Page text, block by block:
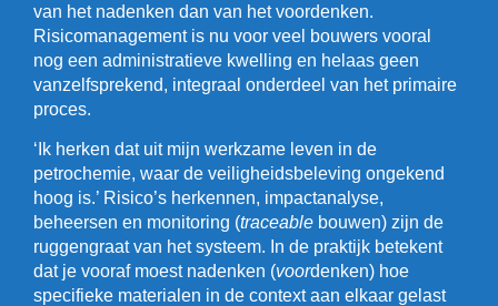
van het nadenken dan van het voordenken.
Risicomanagement is nu voor veel bouwers vooral
nog een administratieve kwelling en helaas geen
vanzelfsprekend, integraal onderdeel van het primaire
proces.
‘Ik herken dat uit mijn werkzame leven in de
petrochemie, waar de veiligheidsbeleving ongekend
hoog is.’ Risico’s herkennen, impactanalyse,
beheersen en monitoring (traceable bouwen) zijn de
ruggengraat van het systeem. In de praktijk betekent
dat je vooraf moest nadenken (voordenken) hoe
specifieke materialen in de context aan elkaar gelast